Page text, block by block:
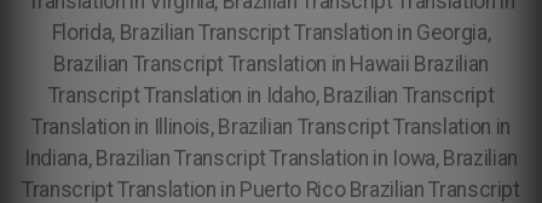
Florida, Brazilian Transcript Translation in Georgia,
Brazilian Transcript Translation in Hawaii Brazilian
Transcript Translation in Idaho, Brazilian Transcript
Translation in Illinois, Brazilian Transcript Translation in
Indiana, Brazilian Transcript Translation in Iowa, Brazilian
Transcript Translation in Puerto Rico Brazilian Transcript